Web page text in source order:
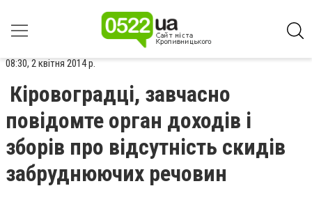
08:30, 2 квітня 2014 р.
Кіровоградці, завчасно
повідомте орган доходів і
зборів про відсутність скидів
забруднюючих речовин